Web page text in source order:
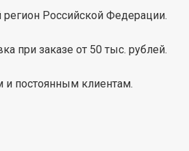
Российской Федерации.
при заказе от 50 тыс. рублей.
и постоянным клиентам.